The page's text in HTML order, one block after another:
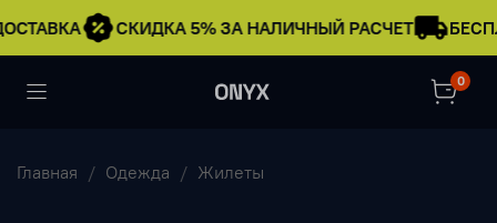
СКИДКА 5% ЗА НАЛИЧНЫЙ РАСЧЕТ
0
Главная Одежда Жилеты